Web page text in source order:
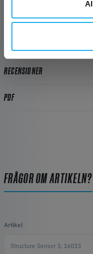
högkvalitativa 3D-
RECENSIONER
PDF
FRÅGOR OM ARTIKELN?
Artikel